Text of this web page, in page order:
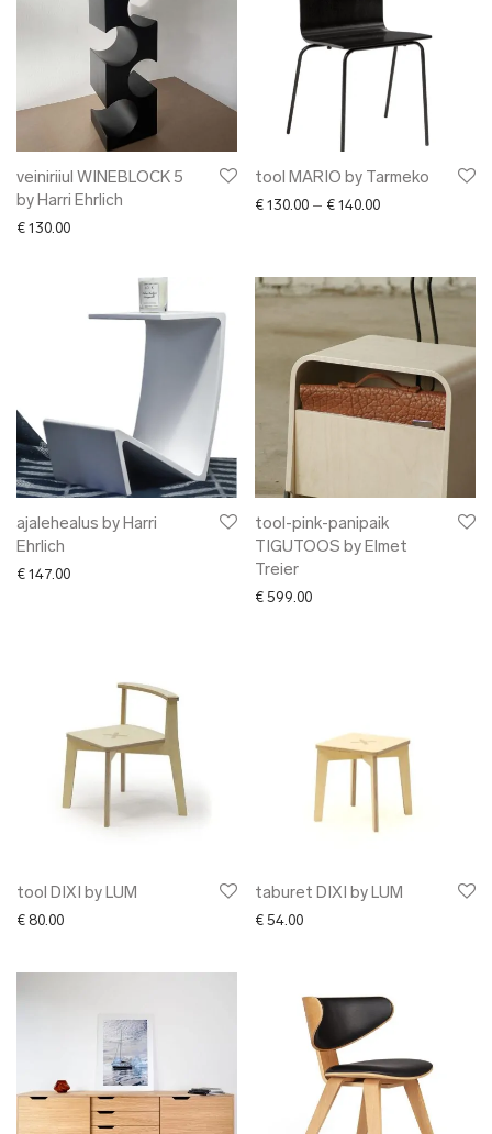
veiniriiul WINEBLOCK 5
by Harri Ehrlich
€ 130.00
tool MARIO by Tarmeko
€ 130.00 – € 140.00Price range: €
ajalehealus by Harri
Ehrlich
€ 147.00
tool-pink-panipaik
TIGUTOOS by Elmet
Treier
€ 599.00
tool DIXI by LUM
€ 80.00
taburet DIXI by LUM
€ 54.00